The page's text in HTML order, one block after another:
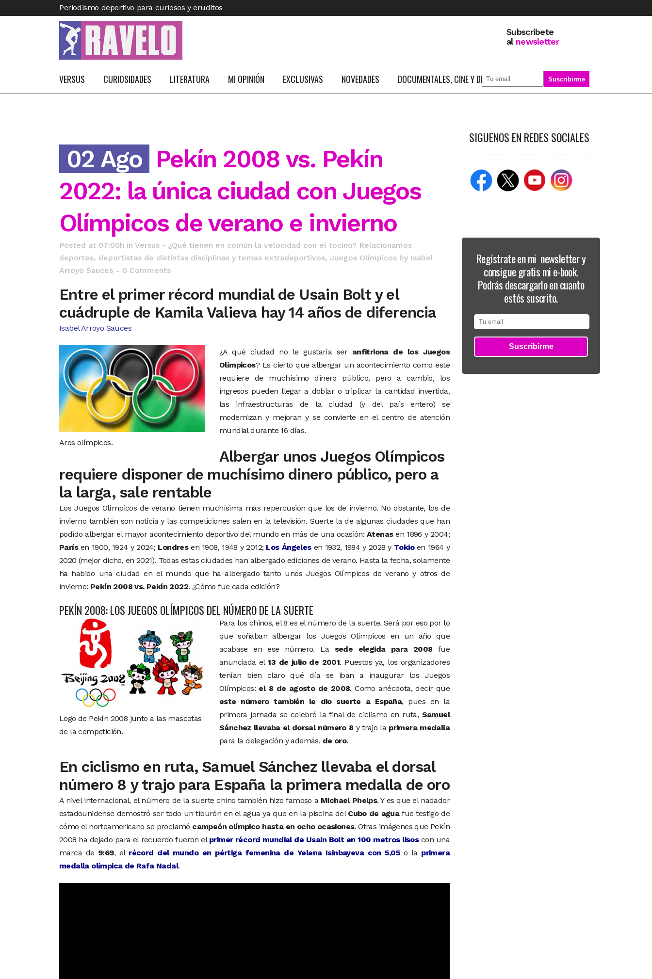
Periodismo deportivo para curiosos y eruditos
Subscribete
al newsletter
VERSUS CURIOSIDADES LITERATURA MI OPINIÓN EXCLUSIVAS NOVEDADES DOCUMENTALES, CINE Y DEPORTE SOBRE MÍ
02 Ago Pekín 2008 vs. Pekín
2022: la única ciudad con Juegos
Olímpicos de verano e invierno
Posted at 07:00h in Versus - ¿Qué tienen en común la velocidad con el tocino? Relacionamos
deportes, deportistas de distintas disciplinas y temas extradeportivos, Juegos Olímpicos by Isabel
Arroyo Sauces
0 Comments
Entre el primer récord mundial de Usain Bolt y el
cuádruple de Kamila Valieva hay 14 años de diferencia
Isabel Arroyo Sauces
Aros olímpicos.
¿A qué ciudad no le gustaría ser anfitriona de los Juegos
Olímpicos? Es cierto que albergar un acontecimiento como este
requiere de muchísimo dinero público, pero a cambio, los
ingresos pueden llegar a doblar o triplicar la cantidad invertida,
las infraestructuras de la ciudad (y del país entero) se
modernizan y mejoran y se convierte en el centro de atención
mundial durante 16 días.
Albergar unos Juegos Olímpicos
requiere disponer de muchísimo dinero público, pero a
la larga, sale rentable
Los Juegos Olímpicos de verano tienen muchísima más repercusión que los de invierno. No obstante, los de
invierno también son noticia y las competiciones salen en la televisión. Suerte la de algunas ciudades que han
podido albergar el mayor acontecimiento deportivo del mundo en más de una ocasión:Atenasen 1896 y 2004;
Parísen 1900, 1924 y 2024; Londresen 1908, 1948 y 2012; Los Ángelesen 1932, 1984 y 2028 y Tokioen 1964 y
2020 (mejor dicho, en 2021). Todas estas ciudades han albergado ediciones de verano. Hasta la fecha, solamente
ha habido una ciudad en el mundo que ha albergado tanto unos Juegos Olímpicos de verano y otros de
invierno: Pekín 2008 vs. Pekín 2022. ¿Cómo fue cada edición?
PEKÍN 2008: LOS JUEGOS OLÍMPICOS DEL NÚMERO DE LA SUERTE
Logo de Pekín 2008 junto a las mascotas
de la competición.
Para los chinos, el 8 es el número de la suerte. Será por eso por lo
que soñaban albergar los Juegos Olímpicos en un año que
acabase en ese número. La sede elegida para 2008 fue
anunciada el13 de julio de 2001. Puestos ya, los organizadores
tenían bien claro qué día se iban a inaugurar los Juegos
Olímpicos: el 8 de agosto de 2008. Como anécdota, decir que
este número también le dio suerte a España, pues en la
primera jornada se celebró la final de ciclismo en ruta, Samuel
Sánchez llevaba el dorsal número 8 y trajo la primera medalla
para la delegación y además, de oro.
En ciclismo en ruta, Samuel Sánchez llevaba el dorsal
número 8 y trajo para España la primera medalla de oro
A nivel internacional, el número de la suerte chino también hizo famoso a Michael Phelps. Y es que el nadador
estadounidense demostró ser todo un tiburón en el agua ya que en la piscina del Cubo de aguafue testigo de
cómo el norteamericano se proclamó campeón olímpico hasta en ocho ocasiones. Otras imágenes que Pekín
2008 ha dejado para el recuerdo fueron el primer récord mundial de Usain Bolt en 100 metros lisoscon una
marca de 9:69, el récord del mundo en pértiga femenina de Yelena Isinbayeva con 5,05o la primera
medalla olímpica de Rafa Nadal.
SIGUENOS EN REDES SOCIALES
Regístrate en mi newsletter y
consigue gratis mi e-book.
Podrás descargarlo en cuanto
estés suscrito.